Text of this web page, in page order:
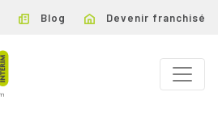
Blog Devenir franchisé